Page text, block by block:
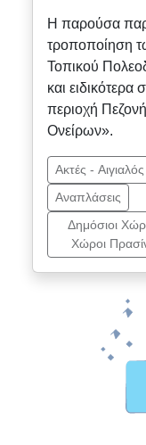
Η παρούσα
τροποποίηση
Τοπικού
και
περιοχή
Ονείρων».
Ακτές - Αιγιαλός
Αναπλάσεις
Δημόσιοι
Χώροι